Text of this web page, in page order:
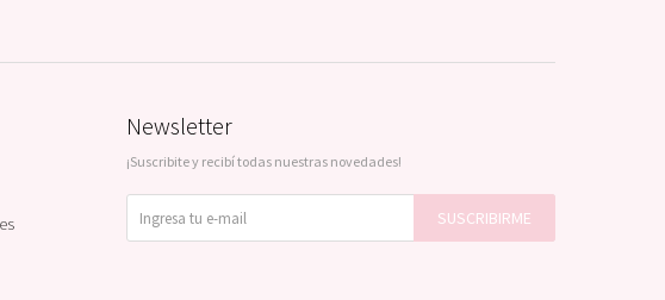
Newsletter
¡Suscribite y recibí todas nuestras novedades!
SUSCRIBIRME